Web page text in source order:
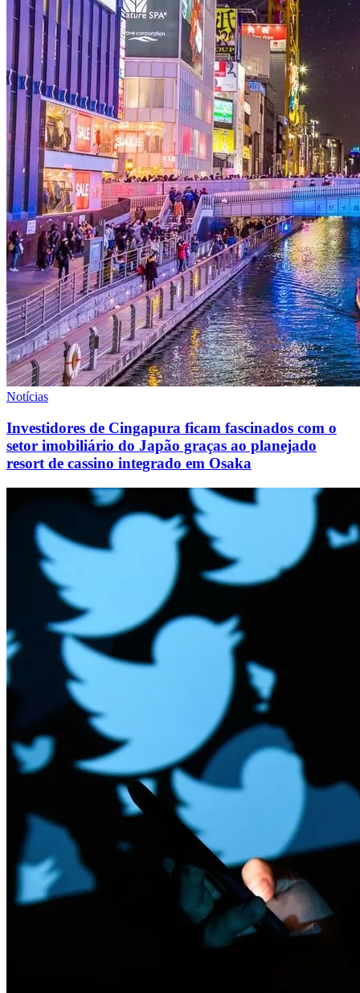
Notícias
Investidores de Cingapura ficam fascinados com o
setor imobiliário do Japão graças ao planejado
resort de cassino integrado em Osaka